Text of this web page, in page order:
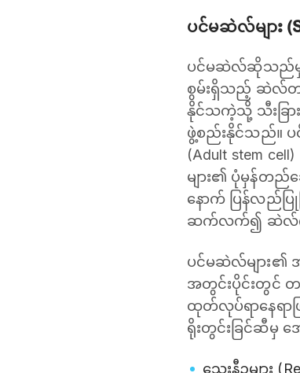
ပင်မဆဲလ်များ
ပင်မဆဲလ်ဆိုသည်မှာ
စွမ်းရှိသည့် ဆဲလ်တ
နိုင်သကဲ့သို့ သီးခြာ
ဖွဲ့စည်းနိုင်သည်။ ပ
(Adult stem
များ၏ ပုံမှန်တည်
နောက် ပြန်လည်
ဆက်လက်၍ ဆဲလ်ကွဲပ
ပင်မဆဲလ်များ၏
အတွင်းပိုင်းတွင် တ
ထုတ်လုပ်ရာနေရာဖ
ရိုးတွင်းခြင်ဆီမှ
သွေးနီဥများ